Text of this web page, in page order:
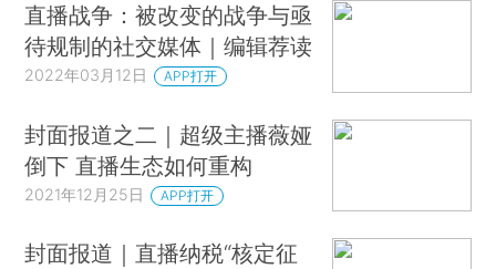
直播战争：被改变的战争与亟
待规制的社交媒体｜编辑荐读
2022年03月12日 APP打开
封面报道之二｜超级主播薇娅
倒下 直播生态如何重构
2021年12月25日 APP打开
封面报道｜直播纳税“核定征